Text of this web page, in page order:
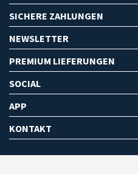
SICHERE ZAHLUNGEN
NEWSLETTER
PREMIUM LIEFERUNGEN
SOCIAL
APP
KONTAKT